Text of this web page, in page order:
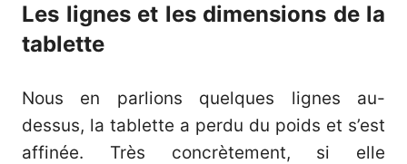
Les lignes et les dimensions de la
tablette
Nous en parlions quelques lignes au-
dessus, la tablette a perdu du poids et s’est
affinée. Très concrètement, si elle